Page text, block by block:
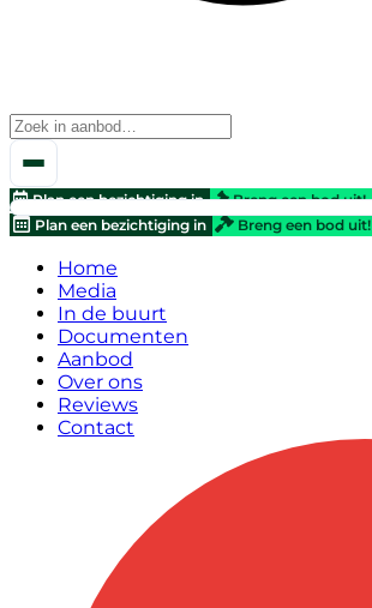
Plan een bezichtiging in Breng een bod uit!
Plan een bezichtiging in
Breng een bod uit!
Home
Media
In de buurt
Documenten
Aanbod
Over ons
Reviews
Contact